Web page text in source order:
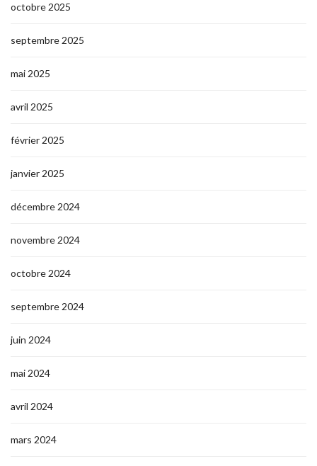
octobre 2025
septembre 2025
mai 2025
avril 2025
février 2025
janvier 2025
décembre 2024
novembre 2024
octobre 2024
septembre 2024
juin 2024
mai 2024
avril 2024
mars 2024